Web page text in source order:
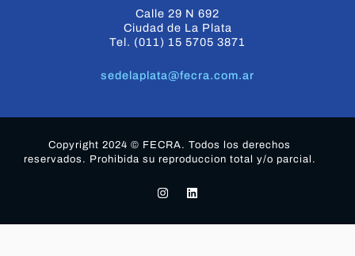
Calle 29 N 692
Ciudad de La Plata
Tel. (011) 15 5705 3871
sedelaplata@fecra.com.ar
Copyright 2024 © FECRA. Todos los derechos
reservados. Prohibida su reproduccion total y/o parcial.